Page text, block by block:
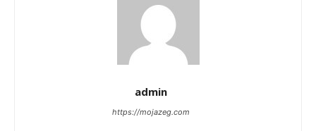
admin
https://mojazeg.com